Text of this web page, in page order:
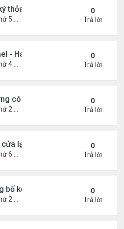
thỏa thuận ngừng bắn
09, 2025 2:23 pm
0
Trả lời
- Hamas đạt thỏa thuận hòa
08, 2025 5:38 pm
0
Trả lời
có của ông Trump khi ký sắc
06, 2025 5:17 pm
0
Trả lời
lại chính phủ Mỹ
03, 2025 4:28 pm
0
Trả lời
bố kế hoạch chấm dứt chiến sự
9 29, 2025 4:47 pm
0
Trả lời